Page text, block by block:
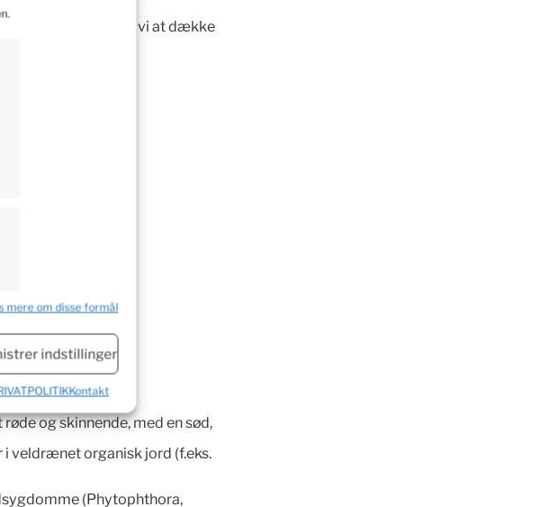
mere om disse formål
indstillinger
Kontakt
sikker anbefaler vi at dække
mest pålidelige
til slut juli
udbytte
intens sødme
hele året.
og skinnende, med en sød,
i veldrænet organisk jord (f.eks.
(Phytophthora,